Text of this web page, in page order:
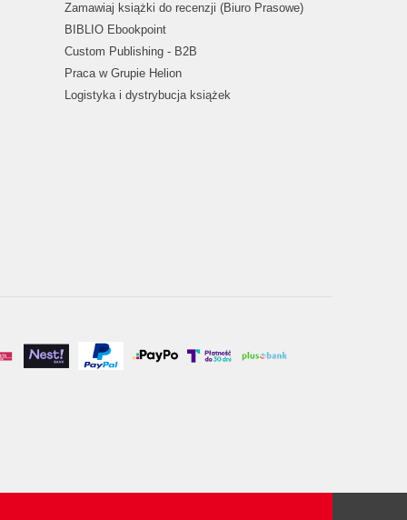
Zamawiaj książki do recenzji (Biuro Prasowe)
BIBLIO Ebookpoint
Custom Publishing - B2B
Praca w Grupie Helion
Logistyka i dystrybucja książek